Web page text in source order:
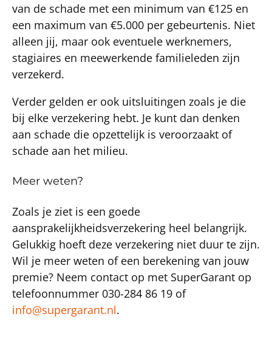
van de schade met een minimum van €125 en
een maximum van €5.000 per gebeurtenis. Niet
alleen jij, maar ook eventuele werknemers,
stagiaires en meewerkende familieleden zijn
verzekerd.
Verder gelden er ook uitsluitingen zoals je die
bij elke verzekering hebt. Je kunt dan denken
aan schade die opzettelijk is veroorzaakt of
schade aan het milieu.
Meer weten?
Zoals je ziet is een goede
aansprakelijkheidsverzekering heel belangrijk.
Gelukkig hoeft deze verzekering niet duur te zijn.
Wil je meer weten of een berekening van jouw
premie? Neem contact op met SuperGarant op
telefoonnummer 030-284 86 19 of
info@supergarant.nl.